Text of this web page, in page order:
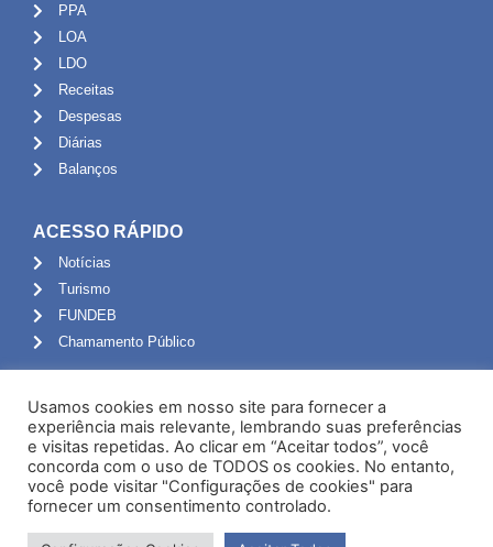
PPA
LOA
LDO
Receitas
Despesas
Diárias
Balanços
ACESSO RÁPIDO
Notícias
Turismo
FUNDEB
Chamamento Público
Portal do Servidor
Webmail
Administração
Usamos cookies em nosso site para fornecer a
experiência mais relevante, lembrando suas preferências
e visitas repetidas. Ao clicar em “Aceitar todos”, você
concorda com o uso de TODOS os cookies. No entanto,
você pode visitar "Configurações de cookies" para
fornecer um consentimento controlado.